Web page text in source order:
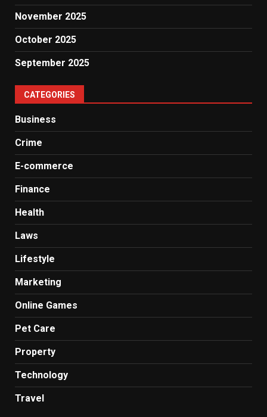
November 2025
October 2025
September 2025
CATEGORIES
Business
Crime
E-commerce
Finance
Health
Laws
Lifestyle
Marketing
Online Games
Pet Care
Property
Technology
Travel